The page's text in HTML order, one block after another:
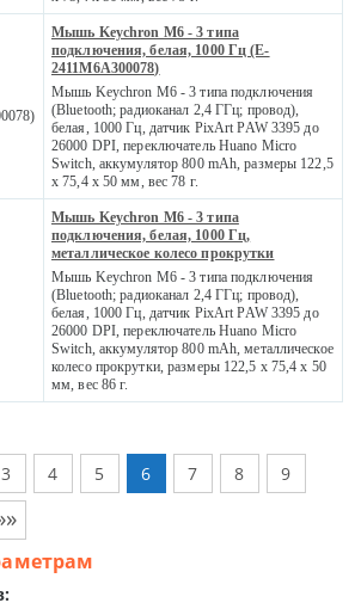
Мышь Keychron M6 - 3 типа
подключения, белая, 1000 Гц (E-
2411M6A300078)
Мышь Keychron M6 - 3 типа подключения
(Bluetooth; радиоканал 2,4 ГГц; провод),
белая, 1000 Гц, датчик PixArt PAW 3395 до
26000 DPI, переключатель Huano Micro
Switch, аккумулятор 800 mAh, размеры 122,5
x 75,4 x 50 мм, вес 78 г.
Мышь Keychron M6 - 3 типа
подключения, белая, 1000 Гц,
металлическое колесо прокрутки
Мышь Keychron M6 - 3 типа подключения
(Bluetooth; радиоканал 2,4 ГГц; провод),
белая, 1000 Гц, датчик PixArt PAW 3395 до
26000 DPI, переключатель Huano Micro
Switch, аккумулятор 800 mAh, металлическое
колесо прокрутки, размеры 122,5 x 75,4 x 50
мм, вес 86 г.
3 4 5 6 7 8 9